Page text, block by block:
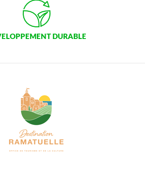
DURABLE